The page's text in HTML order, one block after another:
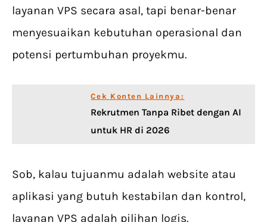
layanan VPS secara asal, tapi benar-benar
menyesuaikan kebutuhan operasional dan
potensi pertumbuhan proyekmu.
Cek Konten Lainnya:
Rekrutmen Tanpa Ribet dengan AI
untuk HR di 2026
Sob, kalau tujuanmu adalah website atau
aplikasi yang butuh kestabilan dan kontrol,
layanan VPS adalah pilihan logis.